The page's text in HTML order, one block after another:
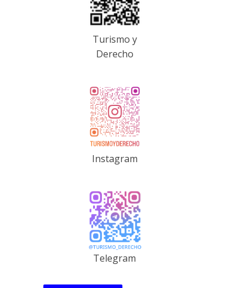
Turismo y
Derecho
Instagram
Telegram